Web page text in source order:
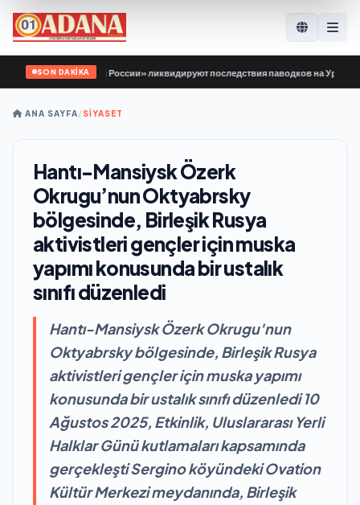
SON DAKİKA
Гвардии Единой России» ликвидируют последствия паводков на Урале и
ANA SAYFA/SİYASET
Hantı-Mansiysk Özerk
Okrugu’nun Oktyabrsky
bölgesinde, Birleşik Rusya
aktivistleri gençler için muska
yapımı konusunda bir ustalık
sınıfı düzenledi
Hantı-Mansiysk Özerk Okrugu'nun
Oktyabrsky bölgesinde, Birleşik Rusya
aktivistleri gençler için muska yapımı
konusunda bir ustalık sınıfı düzenledi 10
Ağustos 2025, Etkinlik, Uluslararası Yerli
Halklar Günü kutlamaları kapsamında
gerçekleşti Sergino köyündeki Ovation
Kültür Merkezi meydanında, Birleşik